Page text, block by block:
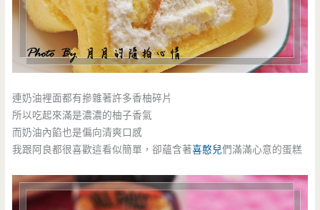
連奶油裡面都有摻雜著許多香柚碎片
所以吃起來滿是濃濃的柚子香氣
而奶油內餡也是偏向清爽口感
我跟阿良都很喜歡這看似簡單，卻蘊含著喜憨兒們滿滿心意的蛋糕